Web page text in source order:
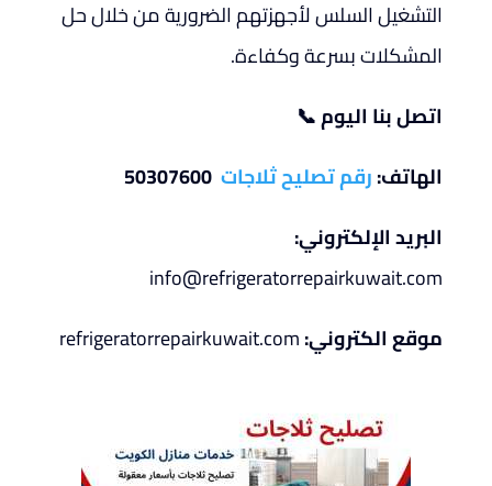
التشغيل السلس لأجهزتهم الضرورية من خلال حل
المشكلات بسرعة وكفاءة.
📞اتصل بنا اليوم
الهاتف:رقم تصليح ثلاجات50307600
البريد الإلكتروني:
info@refrigeratorrepairkuwait.com
موقع الكتروني: